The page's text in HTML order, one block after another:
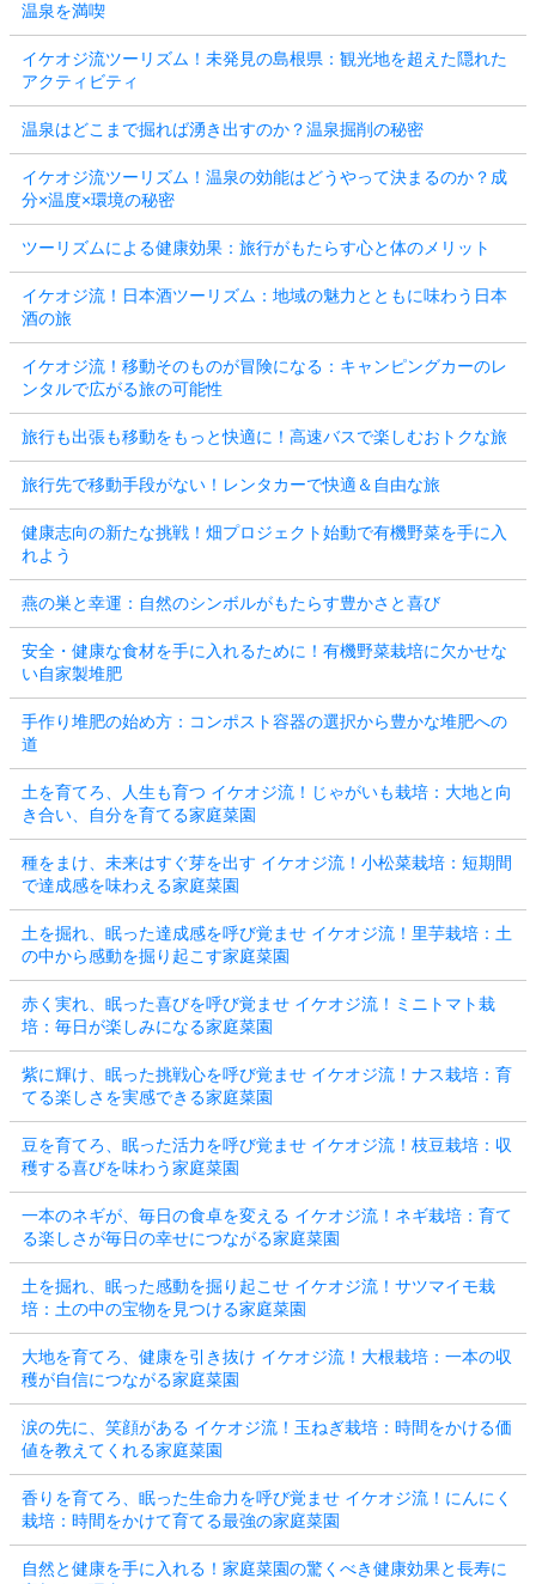
温泉を満喫
イケオジ流ツーリズム！未発見の島根県：観光地を超えた隠れた
アクティビティ
温泉はどこまで掘れば湧き出すのか？温泉掘削の秘密
イケオジ流ツーリズム！温泉の効能はどうやって決まるのか？成
分×温度×環境の秘密
ツーリズムによる健康効果：旅行がもたらす心と体のメリット
イケオジ流！日本酒ツーリズム：地域の魅力とともに味わう日本
酒の旅
イケオジ流！移動そのものが冒険になる：キャンピングカーのレ
ンタルで広がる旅の可能性
旅行も出張も移動をもっと快適に！高速バスで楽しむおトクな旅
旅行先で移動手段がない！レンタカーで快適＆自由な旅
健康志向の新たな挑戦！畑プロジェクト始動で有機野菜を手に入
れよう
燕の巣と幸運：自然のシンボルがもたらす豊かさと喜び
安全・健康な食材を手に入れるために！有機野菜栽培に欠かせな
い自家製堆肥
手作り堆肥の始め方：コンポスト容器の選択から豊かな堆肥への
道
土を育てろ、人生も育つ イケオジ流！じゃがいも栽培：大地と向
き合い、自分を育てる家庭菜園
種をまけ、未来はすぐ芽を出す イケオジ流！小松菜栽培：短期間
で達成感を味わえる家庭菜園
土を掘れ、眠った達成感を呼び覚ませ イケオジ流！里芋栽培：土
の中から感動を掘り起こす家庭菜園
赤く実れ、眠った喜びを呼び覚ませ イケオジ流！ミニトマト栽
培：毎日が楽しみになる家庭菜園
紫に輝け、眠った挑戦心を呼び覚ませ イケオジ流！ナス栽培：育
てる楽しさを実感できる家庭菜園
豆を育てろ、眠った活力を呼び覚ませ イケオジ流！枝豆栽培：収
穫する喜びを味わう家庭菜園
一本のネギが、毎日の食卓を変える イケオジ流！ネギ栽培：育て
る楽しさが毎日の幸せにつながる家庭菜園
土を掘れ、眠った感動を掘り起こせ イケオジ流！サツマイモ栽
培：土の中の宝物を見つける家庭菜園
大地を育てろ、健康を引き抜け イケオジ流！大根栽培：一本の収
穫が自信につながる家庭菜園
涙の先に、笑顔がある イケオジ流！玉ねぎ栽培：時間をかける価
値を教えてくれる家庭菜園
香りを育てろ、眠った生命力を呼び覚ませ イケオジ流！にんにく
栽培：時間をかけて育てる最強の家庭菜園
自然と健康を手に入れる！家庭菜園の驚くべき健康効果と長寿に